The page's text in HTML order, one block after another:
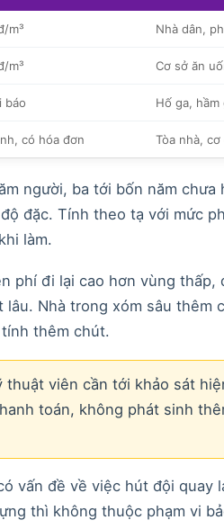
m³ Nhà dân,
m³ Cơ sở ăn
báo Hố ga, hầm
có hóa đơn Tòa nhà,
người, ba tới bốn năm chưa
đặc. Tính theo tạ với mức
làm.
phí đi lại cao hơn vùng thấp,
Nhà trong xóm sâu thêm
thêm chút.
thuật viên cần tới khảo sát
toán, không phát sinh
vấn đề về việc hút đội quay
thì không thuộc phạm vi